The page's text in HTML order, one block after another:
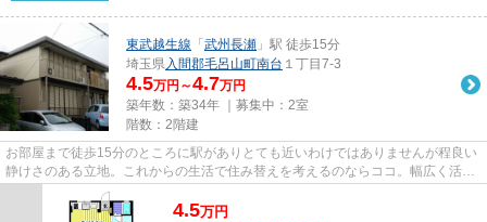
東武越生線 「 武州長瀬 」駅 徒歩15分
埼玉県入間郡毛呂山町南台 １丁目7-3
4.5万円～4.7万円
築年数：築34年 ｜募集中： 2室
階数：2階建
お部屋まで徒歩15分のところに駅がありとても近いわけではありませんが程良い
静けさのある立地。これからの生活で住み替えを考えるのならココ。幅広く活用
できるクローゼットがついた...
4.5万円